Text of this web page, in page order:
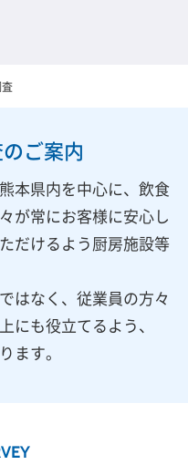
ご案内
本県内を中心に、飲食
が常にお客様に安心し
だけるよう厨房施設等
はなく、従業員の方々
にも役立てるよう、
ます。